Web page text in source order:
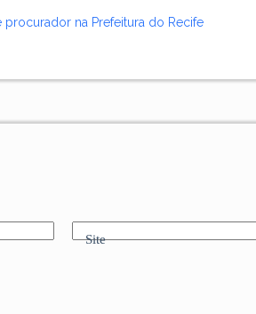
procurador na Prefeitura do Recife
Site